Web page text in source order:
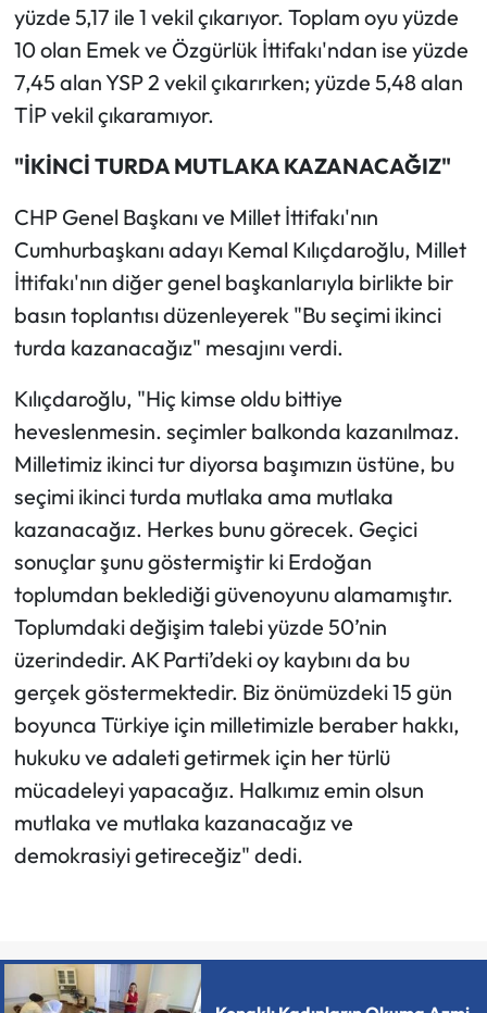
yüzde 5,17 ile 1 vekil çıkarıyor. Toplam oyu yüzde
10 olan Emek ve Özgürlük İttifakı'ndan ise yüzde
7,45 alan YSP 2 vekil çıkarırken; yüzde 5,48 alan
TİP vekil çıkaramıyor.
"İKİNCİ TURDA MUTLAKA KAZANACAĞIZ"
CHP Genel Başkanı ve Millet İttifakı'nın
Cumhurbaşkanı adayı Kemal Kılıçdaroğlu, Millet
İttifakı'nın diğer genel başkanlarıyla birlikte bir
basın toplantısı düzenleyerek "Bu seçimi ikinci
turda kazanacağız" mesajını verdi.
Kılıçdaroğlu, "Hiç kimse oldu bittiye
heveslenmesin. seçimler balkonda kazanılmaz.
Milletimiz ikinci tur diyorsa başımızın üstüne, bu
seçimi ikinci turda mutlaka ama mutlaka
kazanacağız. Herkes bunu görecek. Geçici
sonuçlar şunu göstermiştir ki Erdoğan
toplumdan beklediği güvenoyunu alamamıştır.
Toplumdaki değişim talebi yüzde 50’nin
üzerindedir. AK Parti’deki oy kaybını da bu
gerçek göstermektedir. Biz önümüzdeki 15 gün
boyunca Türkiye için milletimizle beraber hakkı,
hukuku ve adaleti getirmek için her türlü
mücadeleyi yapacağız. Halkımız emin olsun
mutlaka ve mutlaka kazanacağız ve
demokrasiyi getireceğiz" dedi.